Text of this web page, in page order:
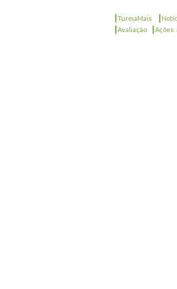
|TurmaMais |
|Avaliação |Ações